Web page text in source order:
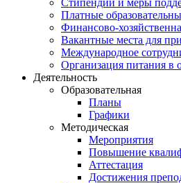
Платные
Финансово-
Вакантные места для
Международное
Организация питания в
Деятельность
Образовательная
Планы
Графики
Методическая
Мероприятия
Повышение
Аттестация
Достижения